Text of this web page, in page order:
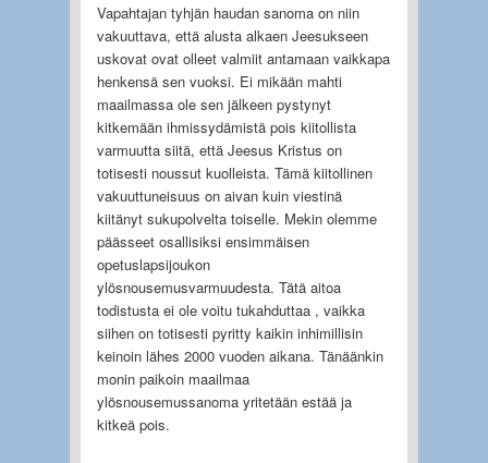
Vapahtajan tyhjän haudan sanoma on niin
vakuuttava, että alusta alkaen Jeesukseen
uskovat ovat olleet valmiit antamaan vaikkapa
henkensä sen vuoksi. Ei mikään mahti
maailmassa ole sen jälkeen pystynyt
kitkemään ihmissydämistä pois kiitollista
varmuutta siitä, että Jeesus Kristus on
totisesti noussut kuolleista. Tämä kiitollinen
vakuuttuneisuus on aivan kuin viestinä
kiitänyt sukupolvelta toiselle. Mekin olemme
päässeet osallisiksi ensimmäisen
opetuslapsijoukon
ylösnousemusvarmuudesta. Tätä aitoa
todistusta ei ole voitu tukahduttaa , vaikka
siihen on totisesti pyritty kaikin inhimillisin
keinoin lähes 2000 vuoden aikana. Tänäänkin
monin paikoin maailmaa
ylösnousemussanoma yritetään estää ja
kitkeä pois.